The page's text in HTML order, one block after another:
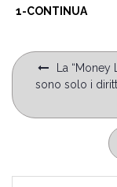
1-CONTINUA
Navigazione
articoli
La “Money
sono solo i